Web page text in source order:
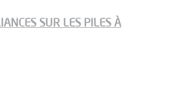
SUR LES PILES À